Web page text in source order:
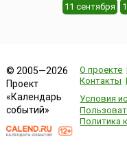
11 сентября
© 2005—2026
Проект
«Календарь
событий»
О проекте
Контакты
Условия
Политика